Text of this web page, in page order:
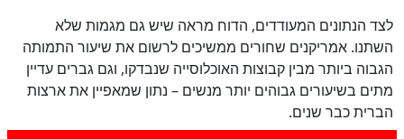
לצד הנתונים המעודדים, הדוח מראה שיש גם מגמות שלא
השתנו. אמריקנים שחורים ממשיכים לרשום את שיעור התמותה
הגבוה ביותר מבין קבוצות האוכלוסייה שנבדקו, וגם גברים עדיין
מתים בשיעורים גבוהים יותר מנשים – נתון שמאפיין את ארצות
הברית כבר שנים.